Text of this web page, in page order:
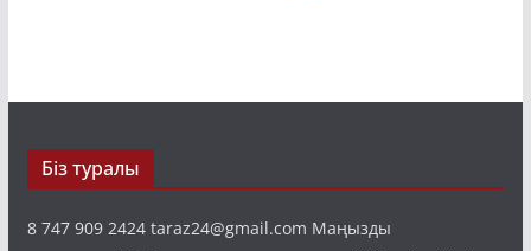
8 747 909 2424 taraz24@gmail.com Маңызды
мәселелеріңіз бен ақпараттарыңызды бізбен бөлісіңіз.